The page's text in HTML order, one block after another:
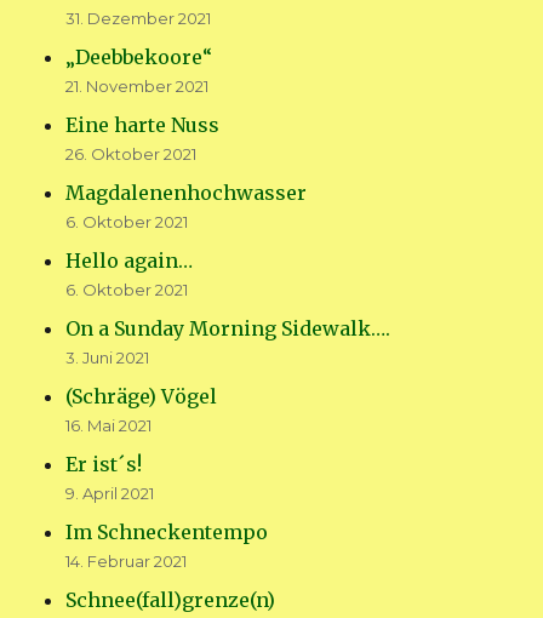
31. Dezember 2021
„Deebbekoore“
21. November 2021
Eine harte Nuss
26. Oktober 2021
Magdalenenhochwasser
6. Oktober 2021
Hello again…
6. Oktober 2021
On a Sunday Morning Sidewalk….
3. Juni 2021
(Schräge) Vögel
16. Mai 2021
Er ist´s!
9. April 2021
Im Schneckentempo
14. Februar 2021
Schnee(fall)grenze(n)